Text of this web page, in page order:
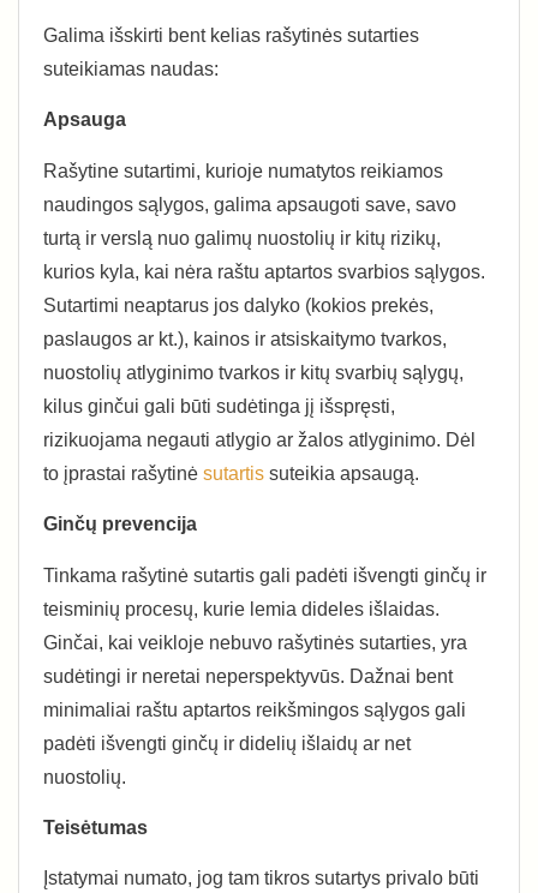
Galima išskirti bent kelias rašytinės sutarties
suteikiamas naudas:
Apsauga
Rašytine sutartimi, kurioje numatytos reikiamos
naudingos sąlygos, galima apsaugoti save, savo
turtą ir verslą nuo galimų nuostolių ir kitų rizikų,
kurios kyla, kai nėra raštu aptartos svarbios sąlygos.
Sutartimi neaptarus jos dalyko (kokios prekės,
paslaugos ar kt.), kainos ir atsiskaitymo tvarkos,
nuostolių atlyginimo tvarkos ir kitų svarbių sąlygų,
kilus ginčui gali būti sudėtinga jį išspręsti,
rizikuojama negauti atlygio ar žalos atlyginimo. Dėl
to įprastai rašytinė sutartis suteikia apsaugą.
Ginčų prevencija
Tinkama rašytinė sutartis gali padėti išvengti ginčų ir
teisminių procesų, kurie lemia dideles išlaidas.
Ginčai, kai veikloje nebuvo rašytinės sutarties, yra
sudėtingi ir neretai neperspektyvūs. Dažnai bent
minimaliai raštu aptartos reikšmingos sąlygos gali
padėti išvengti ginčų ir didelių išlaidų ar net
nuostolių.
Teisėtumas
Įstatymai numato, jog tam tikros sutartys privalo būti